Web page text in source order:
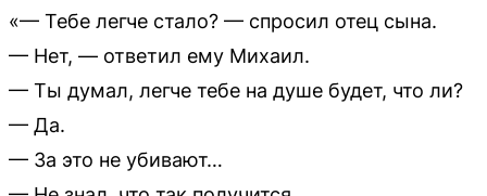
«— Тебе легче стало? — спросил отец сына.
— Нет, — ответил ему Михаил.
— Ты думал, легче тебе на душе будет, что ли?
— Да.
— За это не убивают…